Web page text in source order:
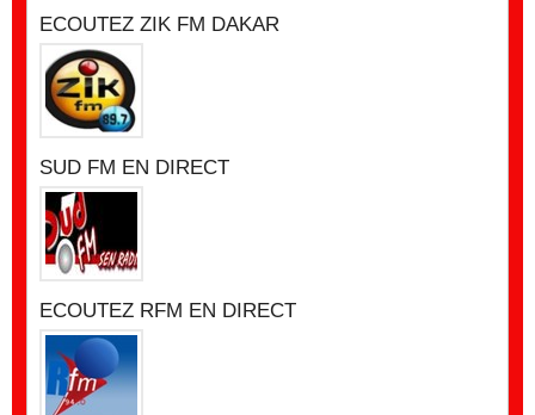
ECOUTEZ ZIK FM DAKAR
SUD FM EN DIRECT
ECOUTEZ RFM EN DIRECT